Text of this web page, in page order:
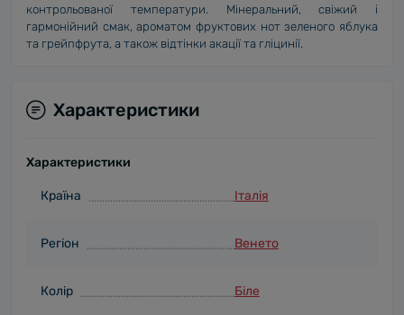
контрольованої температури. Мінеральний, свіжий і
гармонійний смак, ароматом фруктових нот зеленого яблука
та грейпфрута, а також відтінки акації та гліцинії.
Характеристики
Характеристики
Країна Італія
Регіон Венето
Колір Біле